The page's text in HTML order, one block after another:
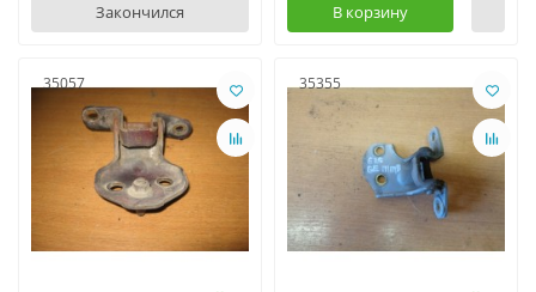
Закончился В корзину
35057 35355